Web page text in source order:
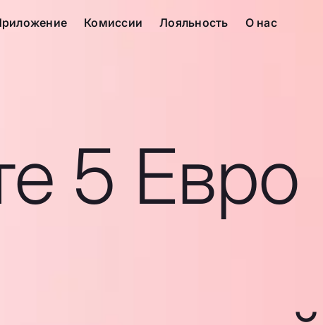
Комиссии Лояльность О нас
5 Евро